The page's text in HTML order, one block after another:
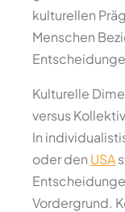
kulturellen
Menschen
Kulturelle
versus
In
oder den USA
Vordergrund.